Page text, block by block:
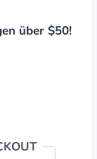
über $50!